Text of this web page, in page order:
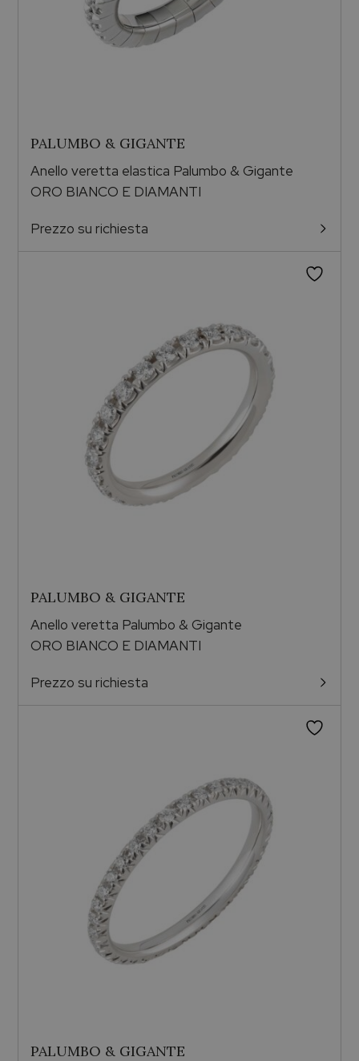
PALUMBO & GIGANTE
Anello veretta elastica Palumbo & Gigante
ORO BIANCO E DIAMANTI
Prezzo su richiesta
PALUMBO & GIGANTE
Anello veretta Palumbo & Gigante
ORO BIANCO E DIAMANTI
Prezzo su richiesta
PALUMBO & GIGANTE